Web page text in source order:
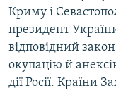
Криму і
президент
відповідний
окупацію й
дії Росії. Країни